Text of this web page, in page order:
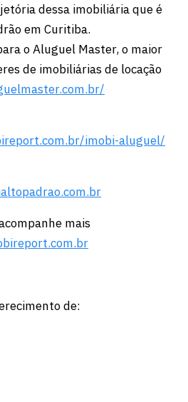
dessa imobiliária que é
em Curitiba.
o Aluguel Master, o maior
de imobiliárias de locação
imobi-aluguel/
mais
de: